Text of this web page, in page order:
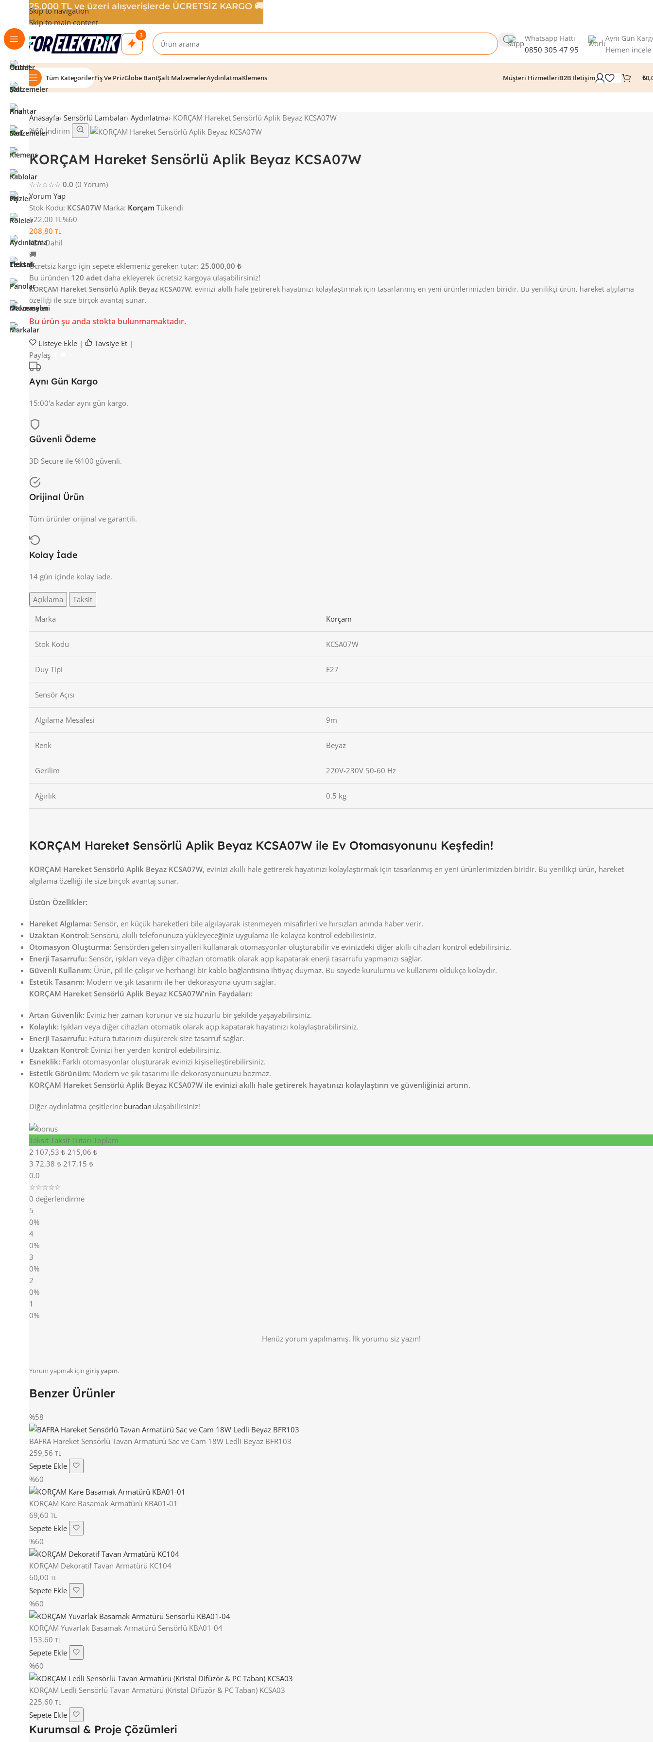
Skip to navigation
Skip to main content
3 Whatsapp Hattı
0850 305 47 95
Aynı Gün
Hemen incele
Tüm KategorilerFiş Ve PrizGlobe BantŞalt MalzemelerAydınlatmaKlemens Müşteri HizmetleriB2B Iletişim ₺
Anasayfa› Sensörlü Lambalar› Aydınlatma› KORÇAM Hareket Sensörlü Aplik Beyaz KCSA07W
%60 İndirim
KORÇAM Hareket Sensörlü Aplik Beyaz KCSA07W
☆☆☆☆☆ 0.0 (0 Yorum)
Yorum Yap
Stok Kodu: KCSA07W Marka: Korçam Tükendi
522,00 TL%60
208,80 TL
KDV Dahil
🚚
Ücretsiz kargo için sepete eklemeniz gereken tutar: 25.000,00 ₺
Bu üründen 120 adet daha ekleyerek ücretsiz kargoya ulaşabilirsiniz!
KORÇAM Hareket Sensörlü Aplik Beyaz KCSA07W, evinizi akıllı hale getirerek hayatınızı kolaylaştırmak için tasarlanmış en yeni ürünlerimizden biridir. Bu yenilikçi ürün, hareket algılama
özelliği ile size birçok avantaj sunar.
Bu ürün şu anda stokta bulunmamaktadır.
Listeye Ekle | Tavsiye Et |
Paylaş
Aynı Gün Kargo
15:00'a kadar aynı gün kargo.
Güvenli Ödeme
3D Secure ile %100 güvenli.
Orijinal Ürün
Tüm ürünler orijinal ve garantili.
Kolay İade
14 gün içinde kolay iade.
Açıklama
Taksit
Marka
Korçam
Stok Kodu KCSA07W
Duy Tipi E27
Sensör Açısı
Algılama Mesafesi 9m
Renk Beyaz
Gerilim 220V-230V 50-60 Hz
Ağırlık 0.5 kg
KORÇAM Hareket Sensörlü Aplik Beyaz KCSA07W ile Ev Otomasyonunu Keşfedin!
KORÇAM Hareket Sensörlü Aplik Beyaz KCSA07W, evinizi akıllı hale getirerek hayatınızı kolaylaştırmak için tasarlanmış en yeni ürünlerimizden biridir. Bu yenilikçi ürün, hareket
algılama özelliği ile size birçok avantaj sunar.
Üstün Özellikler:
Hareket Algılama: Sensör, en küçük hareketleri bile algılayarak istenmeyen misafirleri ve hırsızları anında haber verir.
Uzaktan Kontrol: Sensörü, akıllı telefonunuza yükleyeceğiniz uygulama ile kolayca kontrol edebilirsiniz.
Otomasyon Oluşturma: Sensörden gelen sinyalleri kullanarak otomasyonlar oluşturabilir ve evinizdeki diğer akıllı cihazları kontrol edebilirsiniz.
Enerji Tasarrufu: Sensör, ışıkları veya diğer cihazları otomatik olarak açıp kapatarak enerji tasarrufu yapmanızı sağlar.
Güvenli Kullanım: Ürün, pil ile çalışır ve herhangi bir kablo bağlantısına ihtiyaç duymaz. Bu sayede kurulumu ve kullanımı oldukça kolaydır.
Estetik Tasarım: Modern ve şık tasarımı ile her dekorasyona uyum sağlar.
KORÇAM Hareket Sensörlü Aplik Beyaz KCSA07W'nin Faydaları:
Artan Güvenlik: Eviniz her zaman korunur ve siz huzurlu bir şekilde yaşayabilirsiniz.
Kolaylık: Işıkları veya diğer cihazları otomatik olarak açıp kapatarak hayatınızı kolaylaştırabilirsiniz.
Enerji Tasarrufu: Fatura tutarınızı düşürerek size tasarruf sağlar.
Uzaktan Kontrol: Evinizi her yerden kontrol edebilirsiniz.
Esneklik: Farklı otomasyonlar oluşturarak evinizi kişiselleştirebilirsiniz.
Estetik Görünüm: Modern ve şık tasarımı ile dekorasyonunuzu bozmaz.
KORÇAM Hareket Sensörlü Aplik Beyaz KCSA07W ile evinizi akıllı hale getirerek hayatınızı kolaylaştırın ve güvenliğinizi artırın.
Diğer aydınlatma çeşitlerineburadan ulaşabilirsiniz!
Taksit Taksit Tutarı Toplam
2 107,53 ₺ 215,06 ₺
3 72,38 ₺ 217,15 ₺
0.0
☆☆☆☆☆
0 değerlendirme
5
0%
4
0%
3
0%
2
0%
1
0%
Henüz yorum yapılmamış. İlk yorumu siz yazın!
Yorum yapmak için giriş yapın.
Benzer Ürünler
%58
BAFRA Hareket Sensörlü Tavan Armatürü Sac ve Cam 18W Ledli Beyaz BFR103
259,56 TL
Sepete Ekle
%60
KORÇAM Kare Basamak Armatürü KBA01-01
69,60 TL
Sepete Ekle
%60
KORÇAM Dekoratif Tavan Armatürü KC104
60,00 TL
Sepete Ekle
%60
KORÇAM Yuvarlak Basamak Armatürü Sensörlü KBA01-04
153,60 TL
Sepete Ekle
%60
KORÇAM Ledli Sensörlü Tavan Armatürü (Kristal Difüzör & PC Taban) KCSA03
225,60 TL
Sepete Ekle
Kurumsal & Proje Çözümleri
25.000 TL ve üzeri alışverişlerde ÜCRETSİZ KARGO 🚚